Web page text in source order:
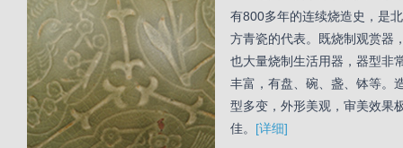
有800多年的连续烧造史，是北
方青瓷的代表。既烧制观赏器
也大量烧制生活用器，器型非
丰富，有盘、碗、盏、钵等。
型多变，外形美观，审美效果
佳。 [详细]